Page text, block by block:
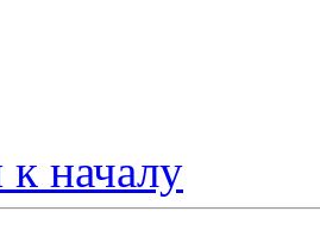
началу